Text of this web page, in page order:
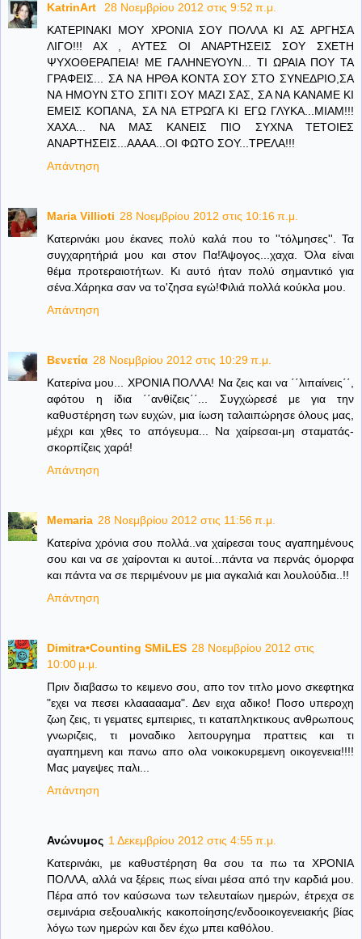
KatrinArt
28 Νοεμβρίου 2012 στις 9:52 π.μ.
ΚΑΤΕΡΙΝΑΚΙ ΜΟΥ ΧΡΟΝΙΑ ΣΟΥ ΠΟΛΛΑ ΚΙ ΑΣ ΑΡΓΗΣΑ
ΛΙΓΟ!!! ΑΧ , ΑΥΤΕΣ ΟΙ ΑΝΑΡΤΗΣΕΙΣ ΣΟΥ ΣΧΕΤΗ
ΨΥΧΟΘΕΡΑΠΕΙΑ! ΜΕ ΓΑΛΗΝΕΥΟΥΝ... ΤΙ ΩΡΑΙΑ ΠΟΥ ΤΑ
ΓΡΑΦΕΙΣ... ΣΑ ΝΑ ΗΡΘΑ ΚΟΝΤΑ ΣΟΥ ΣΤΟ ΣΥΝΕΔΡΙΟ,ΣΑ
ΝΑ ΗΜΟΥΝ ΣΤΟ ΣΠΙΤΙ ΣΟΥ ΜΑΖΙ ΣΑΣ, ΣΑ ΝΑ ΚΑΝΑΜΕ ΚΙ
ΕΜΕΙΣ ΚΟΠΑΝΑ, ΣΑ ΝΑ ΕΤΡΩΓΑ ΚΙ ΕΓΩ ΓΛΥΚΑ...ΜΙΑΜ!!!
ΧΑΧΑ... ΝΑ ΜΑΣ ΚΑΝΕΙΣ ΠΙΟ ΣΥΧΝΑ ΤΕΤΟΙΕΣ
ΑΝΑΡΤΗΣΕΙΣ...ΑΑΑΑ...ΟΙ ΦΩΤΟ ΣΟΥ...ΤΡΕΛΑ!!!
Απάντηση
Maria Villioti 28 Νοεμβρίου 2012 στις 10:16 π.μ.
Κατερινάκι μου έκανες πολύ καλά που το ''τόλμησες''. Τα
συγχαρητήριά μου και στον Πα!Άψογος...χαχα. Όλα είναι
θέμα προτεραιοτήτων. Κι αυτό ήταν πολύ σημαντικό για
σένα.Χάρηκα σαν να το'ζησα εγώ!Φιλιά πολλά κούκλα μου.
Απάντηση
Βενετία 28 Νοεμβρίου 2012 στις 10:29 π.μ.
Κατερίνα μου... ΧΡΟΝΙΑ ΠΟΛΛΑ! Να ζεις και να ΄΄λιπαίνεις΄΄,
αφότου η ίδια ΄΄ανθίζεις΄΄... Συγχώρεσέ με για την
καθυστέρηση των ευχών, μια ίωση ταλαιπώρησε όλους μας,
μέχρι και χθες το απόγευμα... Να χαίρεσαι-μη σταματάς-
σκορπίζεις χαρά!
Απάντηση
Memaria 28 Νοεμβρίου 2012 στις 11:56 π.μ.
Κατερίνα χρόνια σου πολλά..να χαίρεσαι τους αγαπημένους
σου και να σε χαίρονται κι αυτοί...πάντα να περνάς όμορφα
και πάντα να σε περιμένουν με μια αγκαλιά και λουλούδια..!!
Απάντηση
Dimitra•Counting SΜiLES 28 Νοεμβρίου 2012 στις
10:00 μ.μ.
Πριν διαβασω το κειμενο σου, απο τον τιτλο μονο σκεφτηκα
"εχει να πεσει κλαααααμα". Δεν ειχα αδικο! Ποσο υπεροχη
ζωη ζεις, τι γεματες εμπειριες, τι καταπληκτικους ανθρωπους
γνωριζεις, τι μοναδικο λειτουργημα πραττεις και τι
αγαπημενη και πανω απο ολα νοικοκυρεμενη οικογενεια!!!!
Μας μαγεψες παλι...
Απάντηση
Ανώνυμος 1 Δεκεμβρίου 2012 στις 4:55 π.μ.
Κατερινάκι, με καθυστέρηση θα σου τα πω τα ΧΡΟΝΙΑ
ΠΟΛΛΑ, αλλά να ξέρεις πως είναι μέσα από την καρδιά μου.
Πέρα από τον καύσωνα των τελευταίων ημερών, έτρεχα σε
σεμινάρια σεξουαλικής κακοποίησης/ενδοοικογενειακής βίας
λόγω των ημερών και δεν έχω μπει καθόλου.